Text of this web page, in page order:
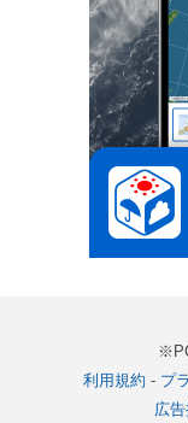
利用規約 - プ
広